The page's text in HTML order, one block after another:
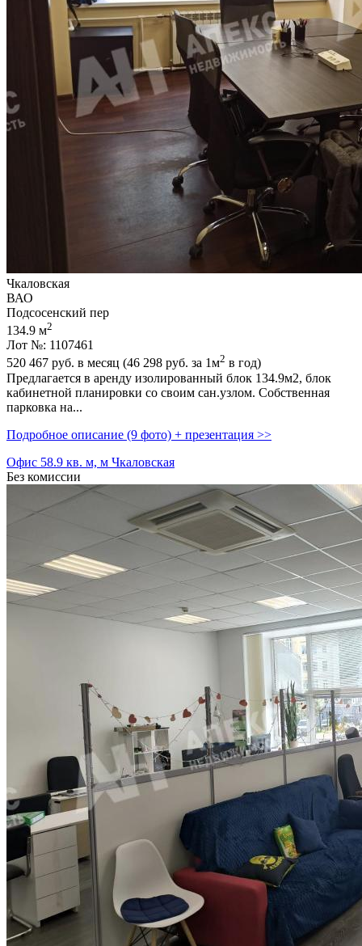
Чкаловская
ВАО
Подсосенский пер
134.9 м2
Лот №: 1107461
520 467 руб. в месяц (46 298 руб. за 1м2 в год)
Предлагается в аренду изолированный блок 134.9м2,­ блок
кабинетной планировки со своим сан.узлом. Собственная
парковка на...
Подробное описание (9 фото) + презентация >>
Офис 58.9 кв. м, м Чкаловская
Без комиссии